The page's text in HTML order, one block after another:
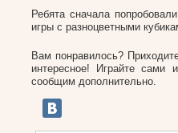
Ребята сначала
игры с разноцветными
Вам понравилось?
интересное! Играйте
сообщим дополнительно.